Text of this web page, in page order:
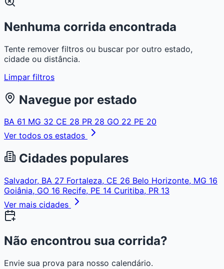
Nenhuma corrida encontrada
Tente remover filtros ou buscar por outro estado,
cidade ou distância.
Limpar filtros
Navegue por estado
BA 61 MG 32 CE 28 PR 28 GO 22 PE 20
Ver todos os estados
Cidades populares
Salvador, BA 27 Fortaleza, CE 26 Belo Horizonte, MG 16
Goiânia, GO 16 Recife, PE 14 Curitiba, PR 13
Ver mais cidades
Não encontrou sua corrida?
Envie sua prova para nosso calendário.